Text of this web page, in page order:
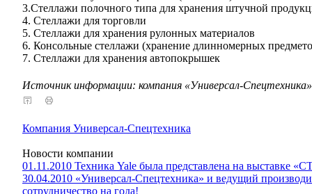
3.Стеллажи полочного типа для хранения штучной
4. Стеллажи для торговли
5. Cтеллажи для хранения рулонных материалов
6. Консольные стеллажи (хранение длинномерных
7. Стеллажи для хранения автопокрышек
Источник информации: компания «Универсал-Спецтехника»
Компания Универсал-Спецтехника
Новости компании
01.11.2010 Техника Yale была представлена на выставке
30.04.2010 «Универсал-Спецтехника» и ведущий
сотрудничество на года!